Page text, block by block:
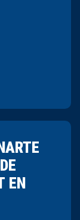
EN